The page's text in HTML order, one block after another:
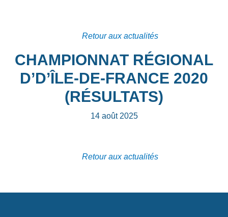
Retour aux actualités
CHAMPIONNAT RÉGIONAL
D’D’ÎLE-DE-FRANCE 2020
(RÉSULTATS)
14 août 2025
Retour aux actualités